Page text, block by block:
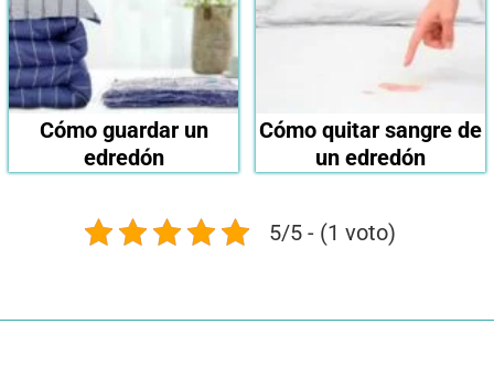
Cómo guardar un
edredón
Cómo quitar sangre de
un edredón
5/5 - (1 voto)